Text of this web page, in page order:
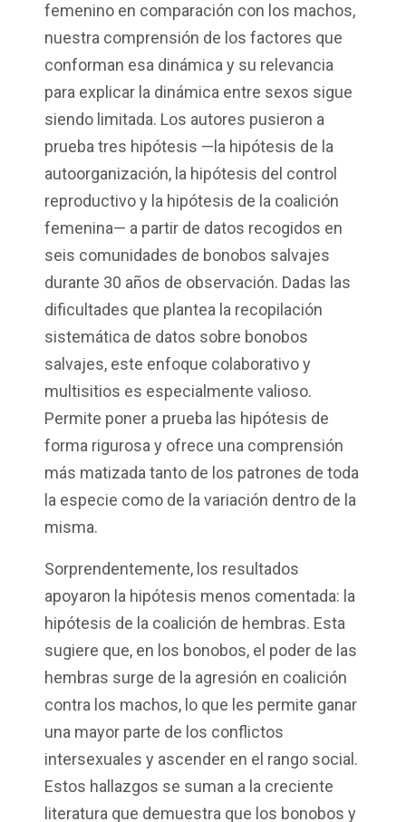
femenino en comparación con los machos,
nuestra comprensión de los factores que
conforman esa dinámica y su relevancia
para explicar la dinámica entre sexos sigue
siendo limitada. Los autores pusieron a
prueba tres hipótesis —la hipótesis de la
autoorganización, la hipótesis del control
reproductivo y la hipótesis de la coalición
femenina— a partir de datos recogidos en
seis comunidades de bonobos salvajes
durante 30 años de observación. Dadas las
dificultades que plantea la recopilación
sistemática de datos sobre bonobos
salvajes, este enfoque colaborativo y
multisitios es especialmente valioso.
Permite poner a prueba las hipótesis de
forma rigurosa y ofrece una comprensión
más matizada tanto de los patrones de toda
la especie como de la variación dentro de la
misma.
Sorprendentemente, los resultados
apoyaron la hipótesis menos comentada: la
hipótesis de la coalición de hembras. Esta
sugiere que, en los bonobos, el poder de las
hembras surge de la agresión en coalición
contra los machos, lo que les permite ganar
una mayor parte de los conflictos
intersexuales y ascender en el rango social.
Estos hallazgos se suman a la creciente
literatura que demuestra que los bonobos y